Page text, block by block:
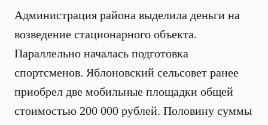
Администрация района выделила деньги на
возведение стационарного объекта.
Параллельно началась подготовка
спортсменов. Яблоновский сельсовет ранее
приобрел две мобильные площадки общей
стоимостью 200 000 рублей. Половину суммы